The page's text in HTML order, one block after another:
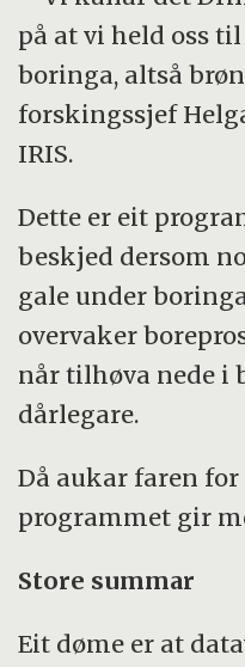
på at vi held oss
boringa, altså
forskingssjef
IRIS.
Dette er eit
beskjed dersom
gale under
overvaker
når tilhøva nede i
dårlegare.
Då aukar faren
programmet gir
Store summar
Eit døme er at